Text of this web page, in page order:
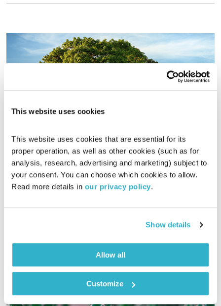
This website uses cookies
This website uses cookies that are essential for its
proper operation, as well as other cookies (such as for
analysis, research, advertising and marketing) subject to
your consent. You can choose which cookies to allow.
Read more details in our privacy policy.
Show details
Allow all
Customize
עולם קטן – 21.1.19
עולם קטן
אורי בנקהלטר
21.01.19
01:58:17